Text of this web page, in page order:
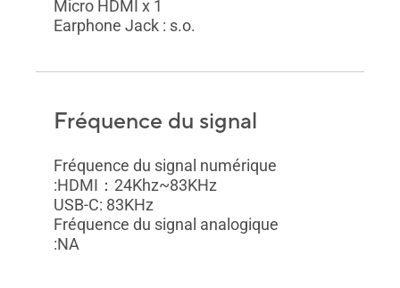
Micro HDMI x 1
Earphone Jack : s.o.
Fréquence du signal
Fréquence du signal numérique
:HDMI：24Khz~83KHz
USB-C: 83KHz
Fréquence du signal analogique
:NA